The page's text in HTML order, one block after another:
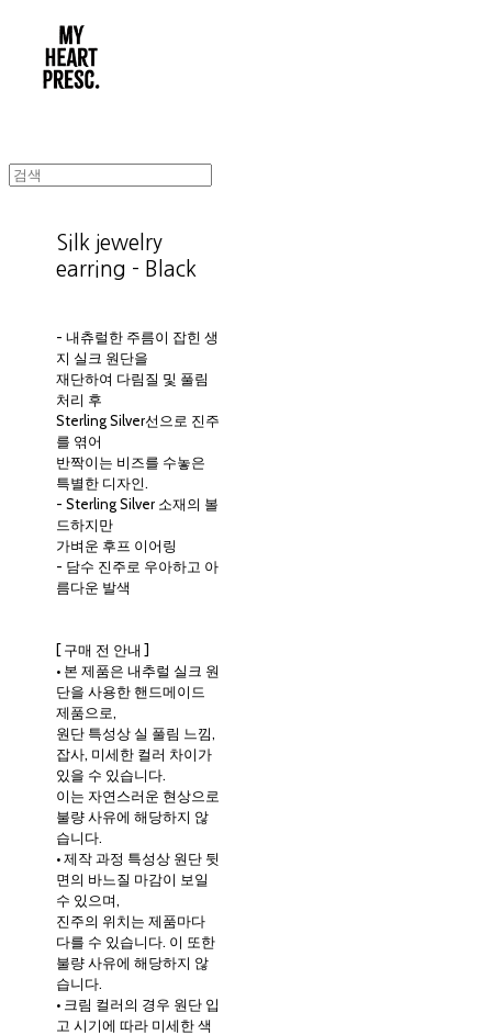
Silk jewelry
earring - Black
- 내츄럴한 주름이 잡힌 생
지 실크 원단을
재단하여 다림질 및 풀림
처리 후
Sterling Silver선으로 진주
를 엮어
반짝이는 비즈를 수놓은
특별한 디자인.
- Sterling Silver 소재의 볼
드하지만
가벼운 후프 이어링
- 담수 진주로 우아하고 아
름다운 발색
[ 구매 전 안내 ]
• 본 제품은 내추럴 실크 원
단을 사용한 핸드메이드
제품으로,
원단 특성상 실 풀림 느낌,
잡사, 미세한 컬러 차이가
있을 수 있습니다.
이는 자연스러운 현상으로
불량 사유에 해당하지 않
습니다.
• 제작 과정 특성상 원단 뒷
면의 바느질 마감이 보일
수 있으며,
진주의 위치는 제품마다
다를 수 있습니다. 이 또한
불량 사유에 해당하지 않
습니다.
• 크림 컬러의 경우 원단 입
고 시기에 따라 미세한 색